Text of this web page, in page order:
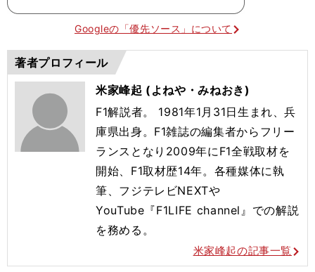
Googleの「優先ソース」について
著者プロフィール
米家峰起 (よねや・みねおき)
F1解説者。 1981年1月31日生まれ、兵
庫県出身。F1雑誌の編集者からフリー
ランスとなり2009年にF1全戦取材を
開始、F1取材歴14年。各種媒体に執
筆、フジテレビNEXTや
YouTube『F1LIFE channel』での解説
を務める。
米家峰起の記事一覧